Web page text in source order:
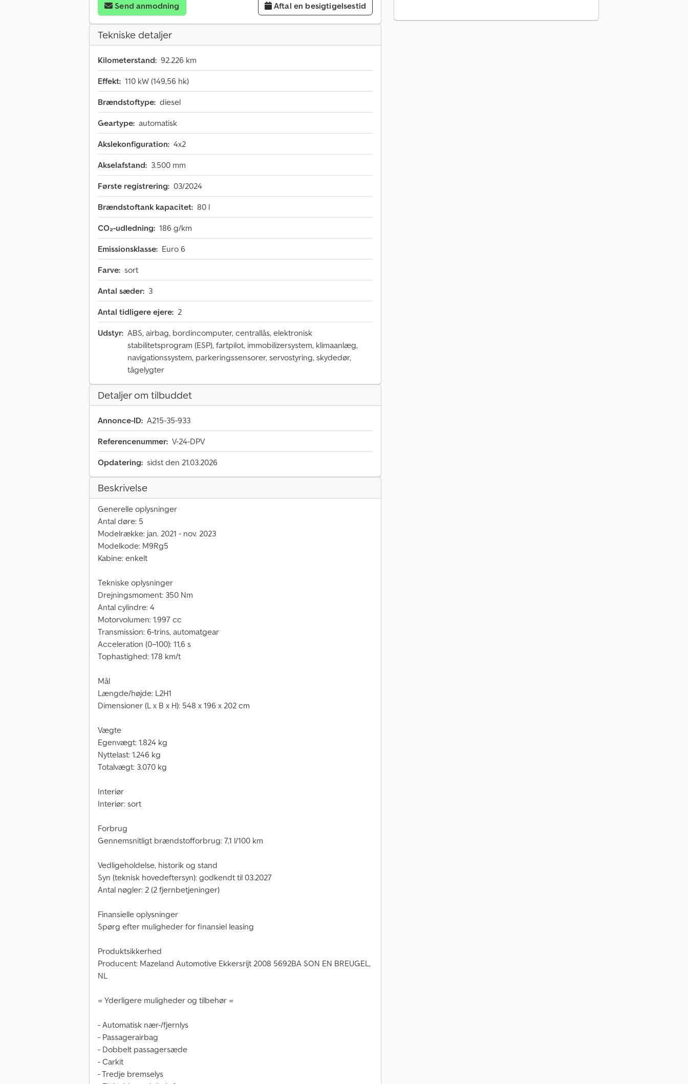
Send anmodning Aftal en besigtigelsestid
Tekniske detaljer
Kilometerstand: 92.226 km
Effekt: 110 kW (149,56 hk)
Brændstoftype: diesel
Geartype: automatisk
Akslekonfiguration: 4x2
Akselafstand: 3.500 mm
Første registrering: 03/2024
Brændstoftank kapacitet: 80 l
CO₂-udledning: 186 g/km
Emissionsklasse: Euro 6
Farve: sort
Antal sæder: 3
Antal tidligere ejere: 2
Udstyr: ABS, airbag, bordincomputer, centrallås, elektronisk
stabilitetsprogram (ESP), fartpilot, immobilizersystem, klimaanlæg,
navigationssystem, parkeringssensorer, servostyring, skydedør,
tågelygter
Detaljer om tilbuddet
Annonce-ID: A215-35-933
Referencenummer: V-24-DPV
Opdatering: sidst den 21.03.2026
Beskrivelse
Generelle oplysninger
Antal døre: 5
Modelrække: jan. 2021 - nov. 2023
Modelkode: M9Rg5
Kabine: enkelt
Tekniske oplysninger
Drejningsmoment: 350 Nm
Antal cylindre: 4
Motorvolumen: 1.997 cc
Transmission: 6-trins, automatgear
Acceleration (0–100): 11,6 s
Tophastighed: 178 km/t
Mål
Længde/højde: L2H1
Dimensioner (L x B x H): 548 x 196 x 202 cm
Vægte
Egenvægt: 1.824 kg
Nyttelast: 1.246 kg
Totalvægt: 3.070 kg
Interiør
Interiør: sort
Forbrug
Gennemsnitligt brændstofforbrug: 7,1 l/100 km
Vedligeholdelse, historik og stand
Syn (teknisk hovedeftersyn): godkendt til 03.2027
Antal nøgler: 2 (2 fjernbetjeninger)
Finansielle oplysninger
Spørg efter muligheder for finansiel leasing
Produktsikkerhed
Producent: Mazeland Automotive Ekkersrijt 2008 5692BA SON EN BREUGEL,
NL
= Yderligere muligheder og tilbehør =
- Automatisk nær-/fjernlys
- Passagerairbag
- Dobbelt passagersæde
- Carkit
- Tredje bremselys